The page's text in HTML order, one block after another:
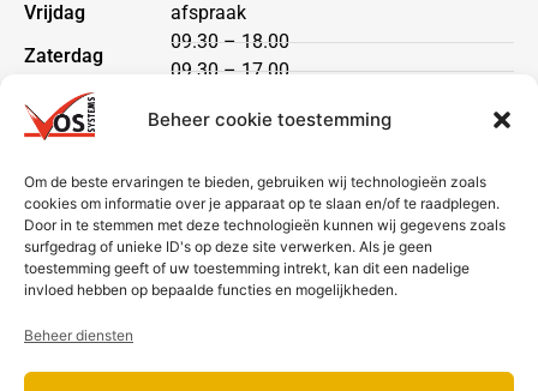
Beheer cookie toestemming
Om de beste ervaringen te bieden, gebruiken wij technologieën zoals
cookies om informatie over je apparaat op te slaan en/of te raadplegen.
Door in te stemmen met deze technologieën kunnen wij gegevens zoals
surfgedrag of unieke ID's op deze site verwerken. Als je geen
toestemming geeft of uw toestemming intrekt, kan dit een nadelige
invloed hebben op bepaalde functies en mogelijkheden.
Beheer diensten
Vrijdag
Zaterdag
Zondag
afspraak
09.30 – 18.00
09.30 – 17.00
Heeft u een vraag?
Neem dan contact met ons op via telefoon of mail.
Bezorging & betaling